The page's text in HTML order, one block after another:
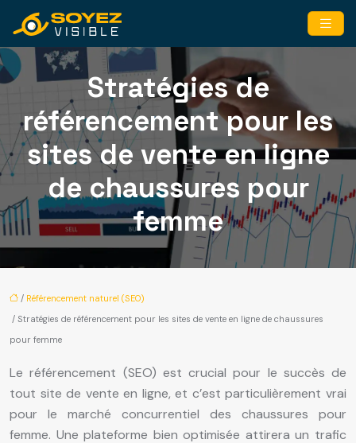
Stratégies de
référencement pour les
sites de vente en ligne
de chaussures pour
femme
/ Référencement naturel (SEO)
/ Stratégies de référencement pour les sites de vente en ligne de chaussures
pour femme
Le référencement (SEO) est crucial pour le succès de
tout site de vente en ligne, et c’est particulièrement vrai
pour le marché concurrentiel des chaussures pour
femme. Une plateforme bien optimisée attirera un trafic